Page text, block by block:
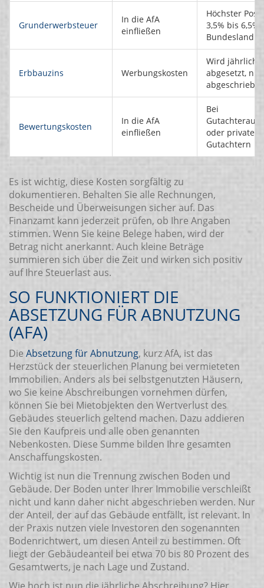
Grunderwerbsteuer
In die AfA
einfließen
Höchster
3,5% bis 6,5%
Bundesland
Erbbauzins Werbungskosten
Wird jährlich
abgesetzt,
Bewertungskosten
In die AfA
einfließen
Bei
oder privaten
Gutachtern
Es ist wichtig, diese Kosten sorgfältig zu
dokumentieren. Behalten Sie alle Rechnungen,
Bescheide und Überweisungen sicher auf. Das
Finanzamt kann jederzeit prüfen, ob Ihre Angaben
stimmen. Wenn Sie keine Belege haben, wird der
Betrag nicht anerkannt. Auch kleine Beträge
summieren sich über die Zeit und wirken sich positiv
auf Ihre Steuerlast aus.
SO FUNKTIONIERT DIE
ABSETZUNG FÜR ABNUTZUNG
(AFA)
DieAbsetzung für Abnutzung, kurz AfA, ist das
Herzstück der steuerlichen Planung bei vermieteten
Immobilien. Anders als bei selbstgenutzten Häusern,
wo Sie keine Abschreibungen vornehmen dürfen,
können Sie bei Mietobjekten den Wertverlust des
Gebäudes steuerlich geltend machen. Dazu addieren
Sie den Kaufpreis und alle oben genannten
Nebenkosten. Diese Summe bilden Ihre gesamten
Anschaffungskosten.
Wichtig ist nun die Trennung zwischen Boden und
Gebäude. Der Boden unter Ihrer Immobilie verschleißt
nicht und kann daher nicht abgeschrieben werden. Nur
der Anteil, der auf das Gebäude entfällt, ist relevant. In
der Praxis nutzen viele Investoren den sogenannten
Bodenrichtwert, um diesen Anteil zu bestimmen. Oft
liegt der Gebäudeanteil bei etwa 70 bis 80 Prozent des
Gesamtwerts, je nach Lage und Zustand.